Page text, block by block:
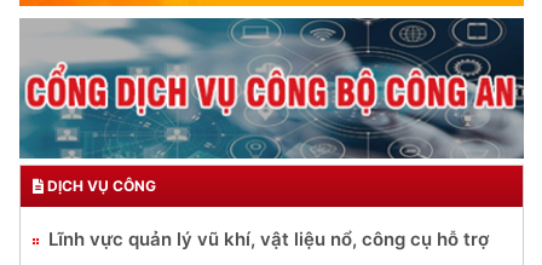
DỊCH VỤ CÔNG
Lĩnh vực quản lý vũ khí, vật liệu nổ, công cụ hỗ trợ